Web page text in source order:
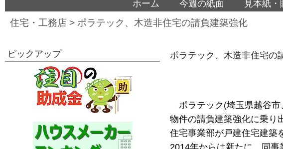
ホーム 今週の紙面 見本紙
住宅・工務店 > ポラテック、木造非住宅の請負建築強化
ポラテック、木造非住宅の
ポラテック(埼玉県越谷
物件の請負建築強化に乗り
住宅事業部が戸建住宅建築
2014年からは新たに、同
ピックアップ